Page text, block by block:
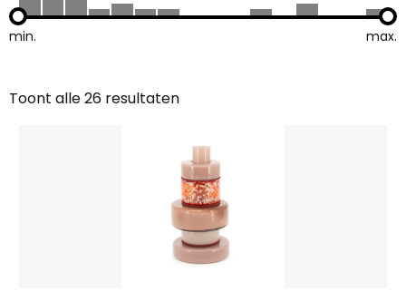
min. max.
Toont alle 26 resultaten
Gesorteerd